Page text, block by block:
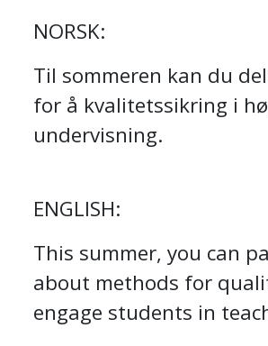
NORSK:
Til sommeren kan du
for å kvalitetssikring i
undervisning.
ENGLISH:
This summer, you can
about methods for
engage students in